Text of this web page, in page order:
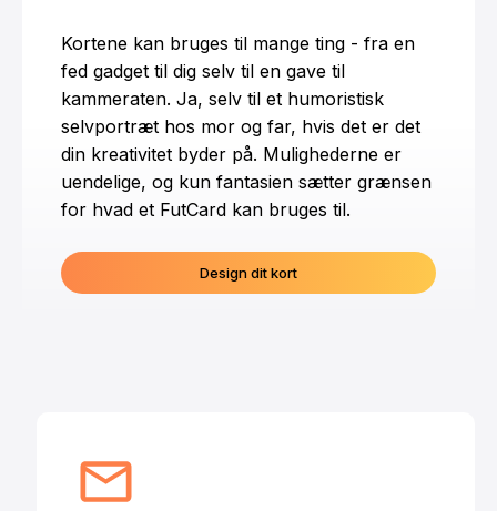
Kortene kan bruges til mange ting - fra en
fed gadget til dig selv til en gave til
kammeraten. Ja, selv til et humoristisk
selvportræt hos mor og far, hvis det er det
din kreativitet byder på. Mulighederne er
uendelige, og kun fantasien sætter grænsen
for hvad et FutCard kan bruges til.
Design dit kort